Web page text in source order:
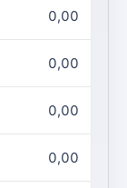
0,00
0,00
0,00
0,00